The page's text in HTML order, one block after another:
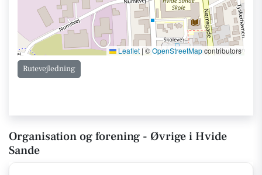
Leaflet | ©OpenStreetMapcontributors
Rutevejledning
Organisation og forening - Øvrige i Hvide
Sande